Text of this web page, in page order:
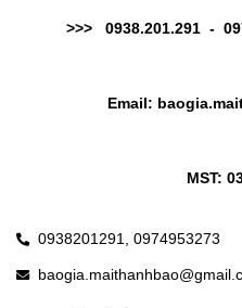
>>>   0938.201.291  -
Email:
MST:
0938201291, 0974953273